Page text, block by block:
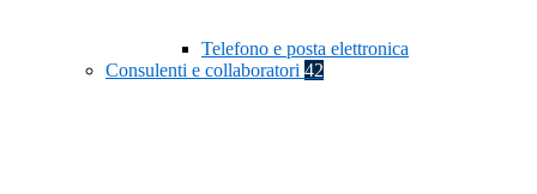
Telefono e posta elettronica
Consulenti e collaboratori 42